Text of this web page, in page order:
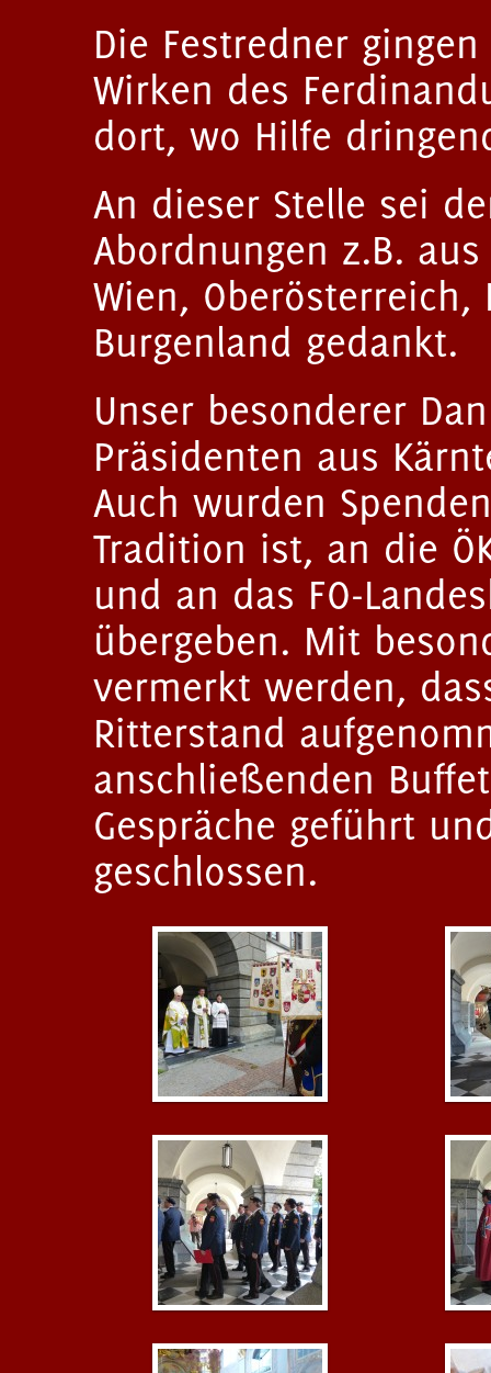
Die Festredner
Wirken des
dort, wo Hilfe
An dieser Stelle sei
Abordnungen z.B.
Wien,
Burgenland gedankt.
Unser besonderer
Präsidenten aus
Auch wurden
Tradition ist, an die
und an das FO-
übergeben. Mit
vermerkt werden,
Ritterstand
anschließenden
Gespräche geführt
geschlossen.